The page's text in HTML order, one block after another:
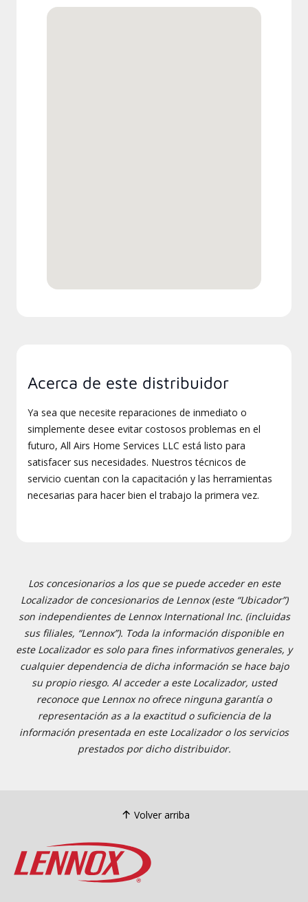
Acerca de este distribuidor
Ya sea que necesite reparaciones de inmediato o
simplemente desee evitar costosos problemas en el
futuro, All Airs Home Services LLC está listo para
satisfacer sus necesidades. Nuestros técnicos de
servicio cuentan con la capacitación y las herramientas
necesarias para hacer bien el trabajo la primera vez.
Los concesionarios a los que se puede acceder en este
Localizador de concesionarios de Lennox (este “Ubicador”)
son independientes de Lennox International Inc. (incluidas
sus filiales, “Lennox”). Toda la información disponible en
este Localizador es solo para fines informativos generales, y
cualquier dependencia de dicha información se hace bajo
su propio riesgo. Al acceder a este Localizador, usted
reconoce que Lennox no ofrece ninguna garantía o
representación as a la exactitud o suficiencia de la
información presentada en este Localizador o los servicios
prestados por dicho distribuidor.
Volver arriba